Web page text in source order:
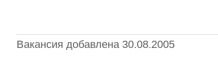
Вакансия добавлена 30.08.2005